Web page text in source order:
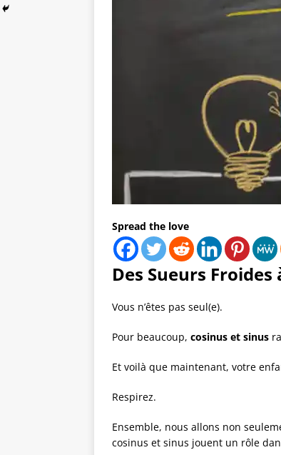
Spread the love
Des Sueurs Froides
Vous n’êtes pas seul(e).
Pour beaucoup, cosinus et sinus
Et voilà que maintenant, votre
Respirez.
Ensemble, nous allons non
cosinus et sinus jouent un rôle